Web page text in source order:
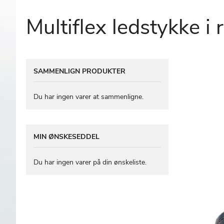
Multiflex ledstykke i
SAMMENLIGN PRODUKTER
Du har ingen varer at sammenligne.
MIN ØNSKESEDDEL
Du har ingen varer på din ønskeliste.